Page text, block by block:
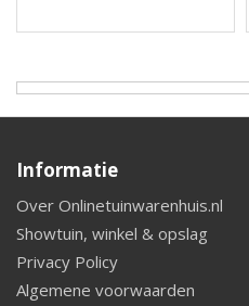
Informatie
Over Onlinetuinwarenhuis.nl
Showtuin, winkel & opslag
Privacy Policy
Algemene voorwaarden